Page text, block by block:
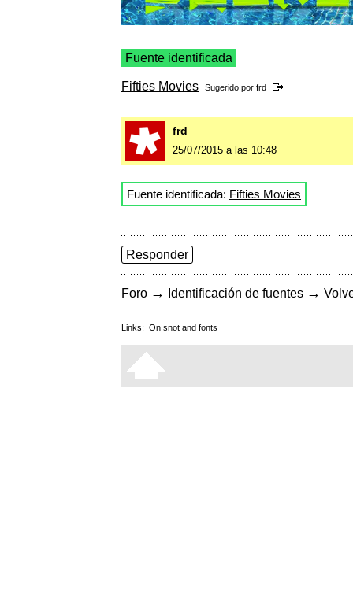
Fuente identificada
Fifties Movies Sugerido por frd
frd
25/07/2015 a las 10:48
Fuente identificada: Fifties Movies
Responder
Foro → Identificación de fuentes →
Links: On snot and fonts